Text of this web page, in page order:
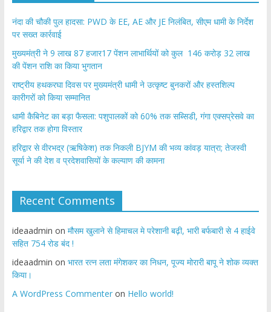
नंदा की चौकी पुल हादसा: PWD के EE, AE और JE निलंबित, सीएम धामी के निर्देश
पर सख्त कार्रवाई
मुख्यमंत्री ने 9 लाख 87 हजार17 पेंशन लाभार्थियों को कुल 146 करोड़ 32 लाख
की पेंशन राशि का किया भुगतान
राष्ट्रीय हथकरघा दिवस पर मुख्यमंत्री धामी ने उत्कृष्ट बुनकरों और हस्तशिल्प
कारीगरों को किया सम्मानित
​धामी कैबिनेट का बड़ा फैसला: पशुपालकों को 60% तक सब्सिडी, गंगा एक्सप्रेसवे का
हरिद्वार तक होगा विस्तार
​हरिद्वार से वीरभद्र (ऋषिकेश) तक निकली BJYM की भव्य कांवड़ यात्रा; तेजस्वी
सूर्या ने की देश व प्रदेशवासियों के कल्याण की कामना
Recent Comments
ideaadmin on मौसम खुलाने से हिमाचल मे परेशानी बढ़ी, भारी बर्फबारी से 4 हाईवे
सहित 754 रोड बंद !
ideaadmin on भारत रत्न लता मंगेशकर का निधन, पूज्य मोरारी बापू ने शोक व्यक्त
किया।
A WordPress Commenteron Hello world!